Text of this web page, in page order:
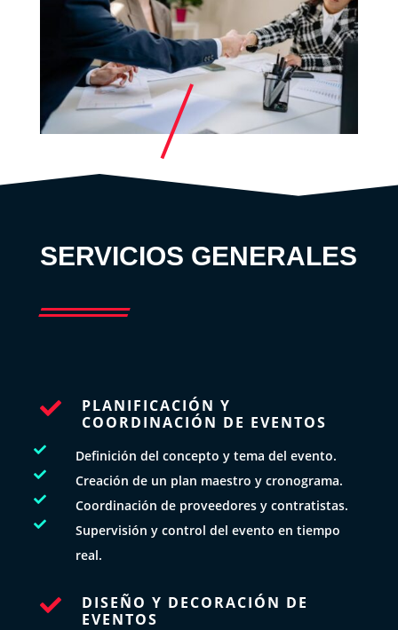
SERVICIOS GENERALES

PLANIFICACIÓN Y
COORDINACIÓN DE EVENTOS
 Definición del concepto y tema del evento.
 Creación de un plan maestro y cronograma.
 Coordinación de proveedores y contratistas.

Supervisión y control del evento en tiempo
real.

DISEÑO Y DECORACIÓN DE
EVENTOS